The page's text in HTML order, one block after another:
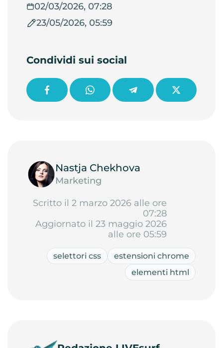
02/03/2026, 07:28
23/05/2026, 05:59
Condividi sui social
Nastja Chekhova
Marketing
Scritto il 2 marzo 2026 alle ore
07:28
Aggiornato il 23 maggio 2026
alle ore 05:59
selettori css
estensioni chrome
elementi html